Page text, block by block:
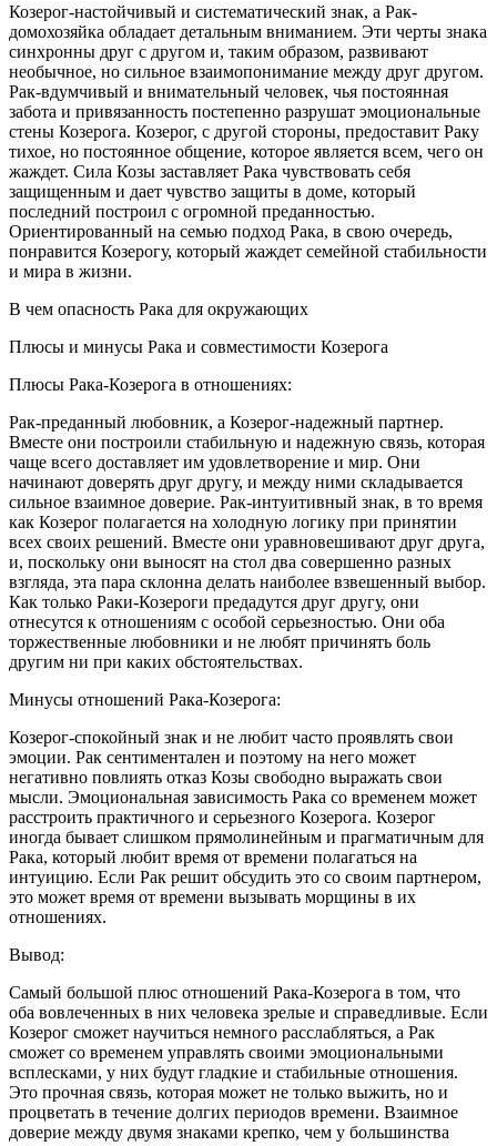
Козерог-настойчивый и систематический знак, а Рак-
домохозяйка обладает детальным вниманием. Эти черты знака
синхронны друг с другом и, таким образом, развивают
необычное, но сильное взаимопонимание между друг другом.
Рак-вдумчивый и внимательный человек, чья постоянная
забота и привязанность постепенно разрушат эмоциональные
стены Козерога. Козерог, с другой стороны, предоставит Раку
тихое, но постоянное общение, которое является всем, чего он
жаждет. Сила Козы заставляет Рака чувствовать себя
защищенным и дает чувство защиты в доме, который
последний построил с огромной преданностью.
Ориентированный на семью подход Рака, в свою очередь,
понравится Козерогу, который жаждет семейной стабильности
и мира в жизни.
В чем опасность Рака для окружающих
Плюсы и минусы Рака и совместимости Козерога
Плюсы Рака-Козерога в отношениях:
Рак-преданный любовник, а Козерог-надежный партнер.
Вместе они построили стабильную и надежную связь, которая
чаще всего доставляет им удовлетворение и мир. Они
начинают доверять друг другу, и между ними складывается
сильное взаимное доверие. Рак-интуитивный знак, в то время
как Козерог полагается на холодную логику при принятии
всех своих решений. Вместе они уравновешивают друг друга,
и, поскольку они выносят на стол два совершенно разных
взгляда, эта пара склонна делать наиболее взвешенный выбор.
Как только Раки-Козероги предадутся друг другу, они
отнесутся к отношениям с особой серьезностью. Они оба
торжественные любовники и не любят причинять боль
другим ни при каких обстоятельствах.
Минусы отношений Рака-Козерога:
Козерог-спокойный знак и не любит часто проявлять свои
эмоции. Рак сентиментален и поэтому на него может
негативно повлиять отказ Козы свободно выражать свои
мысли. Эмоциональная зависимость Рака со временем может
расстроить практичного и серьезного Козерога. Козерог
иногда бывает слишком прямолинейным и прагматичным для
Рака, который любит время от времени полагаться на
интуицию. Если Рак решит обсудить это со своим партнером,
это может время от времени вызывать морщины в их
отношениях.
Вывод:
Самый большой плюс отношений Рака-Козерога в том, что
оба вовлеченных в них человека зрелые и справедливые. Если
Козерог сможет научиться немного расслабляться, а Рак
сможет со временем управлять своими эмоциональными
всплесками, у них будут гладкие и стабильные отношения.
Это прочная связь, которая может не только выжить, но и
процветать в течение долгих периодов времени. Взаимное
доверие между двумя знаками крепко, чем у большинства